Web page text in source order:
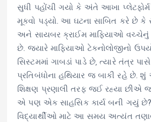
સુધી પહોંચી ગયો કે અંતે આખા
મૂકવો પડ્યો. આ ઘટના સાબિત કરે છે કે
અને સાયબર ક્રાઈમ માફિયાઓ
છે. જ્યારે માફિયાઓ ટેકનોલોજીનો
સિસ્ટમમાં ગાબડાં પાડે છે, ત્યારે તંત્ર
પ્રતિબંધોના હથિયાર જ બાકી રહે
શિક્ષણ પ્રણાલી તરફ જઈ રહ્યા છીએ
એ પણ એક સાહસિક કાર્ય બની ગયું
વિદ્યાર્થીઓ માટે આ સમય અત્યંત